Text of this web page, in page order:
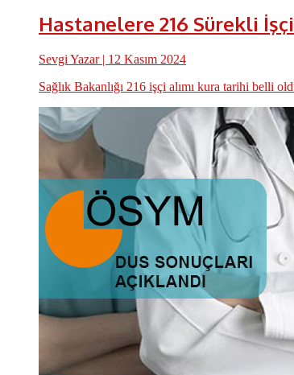
Hastanelere 216 Sürekli
Sevgi Yazar| 12 Kasım 2024
Sağlık Bakanlığı 216 işçi alımı kura tarihi belli